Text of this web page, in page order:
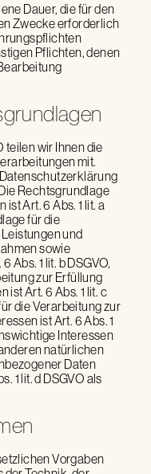
Dauer, die für den
Zwecke erforderlich
Pflichten, denen
teilen wir Ihnen die
mit.
Rechtsgrundlage
Art. 6 Abs. 1 lit. a
für die
und
sowie
Abs. 1 lit. b DSGVO,
zur Erfüllung
Art. 6 Abs. 1 lit. c
die Verarbeitung zur
ist Art. 6 Abs. 1
Interessen
natürlichen
Daten
1 lit. d DSGVO als
Vorgaben